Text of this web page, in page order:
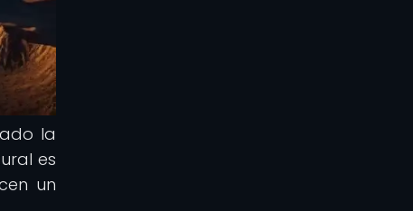
la
es
un